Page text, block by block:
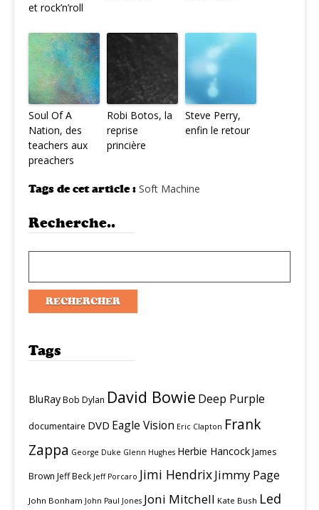
et rock’n’roll
Soul Of A
Nation, des
teachers aux
preachers
Robi Botos, la
reprise
princière
Steve Perry,
enfin le retour
Tags de cet article : Soft Machine
Recherche..
Tags
BluRayBob Dylan David Bowie Deep Purple
documentaire DVD Eagle Vision Eric Clapton Frank
Zappa George Duke Glenn Hughes Herbie HancockJames
Brown Jeff Beck Jeff Porcaro Jimi HendrixJimmy Page
John Bonham John Paul Jones Joni Mitchell Kate Bush Led